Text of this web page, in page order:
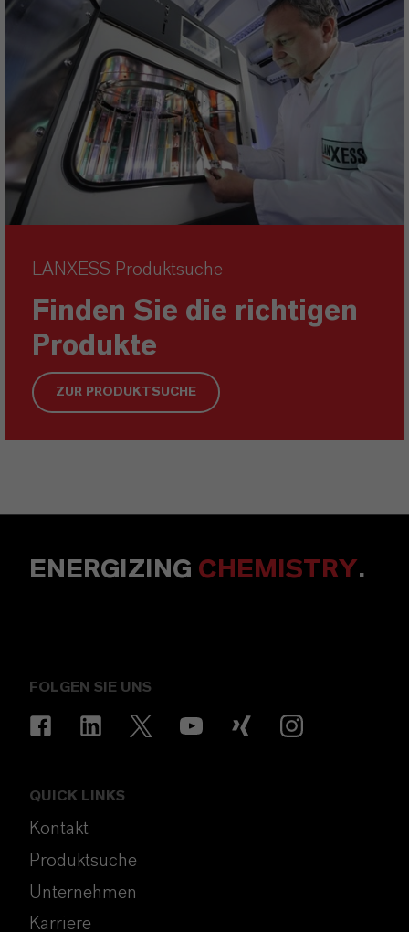
LANXESS Produktsuche
Finden Sie die richtigen
Produkte
ZUR PRODUKTSUCHE
ENERGIZING CHEMISTRY.
FOLGEN SIE UNS
QUICK LINKS
Kontakt
Produktsuche
Unternehmen
Karriere